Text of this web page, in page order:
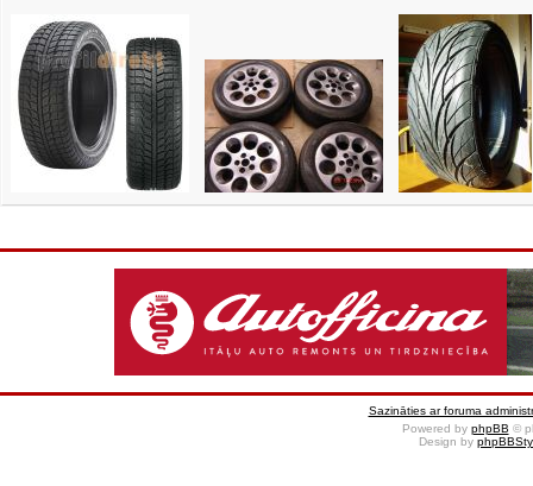
Sazināties ar foruma
Powered by phpBB ©
Design by